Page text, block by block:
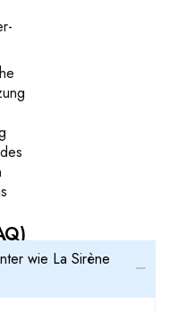
wie La Sirène